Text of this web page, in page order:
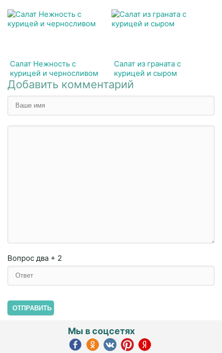
Салат Нежность с
курицей и черносливом
Салат из граната с
курицей и сыром
Добавить комментарий
Вопрос два + 2
ОТПРАВИТЬ
Мы в соцсетях